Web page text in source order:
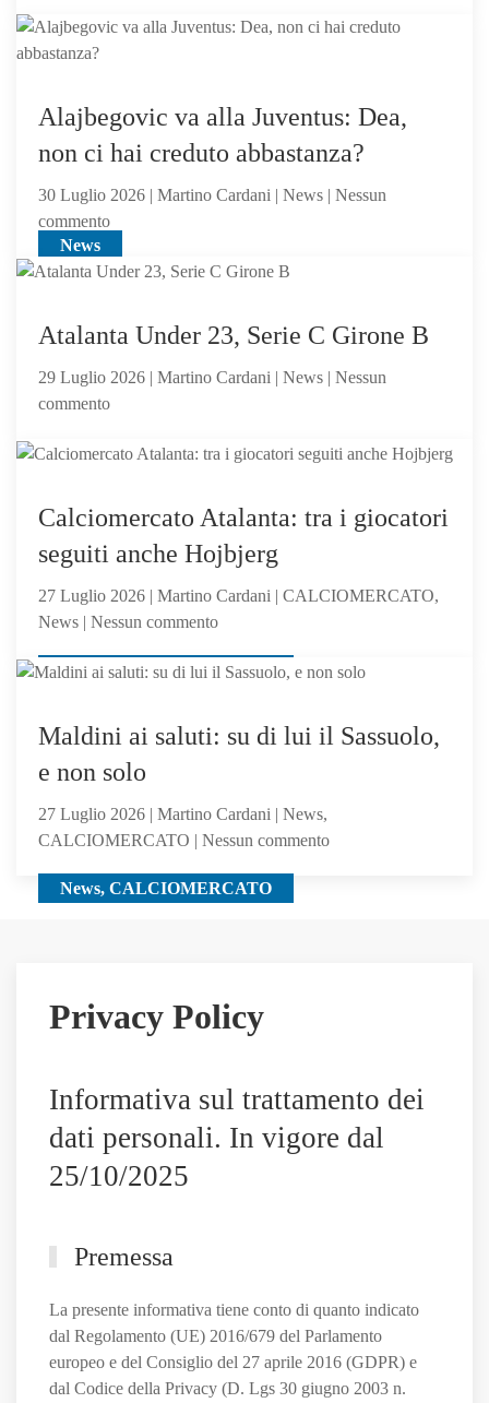
Atalanta,
per
pilastro
di
sacrificabile?
News
Alajbegovic va alla Juventus: Dea,
non ci hai creduto abbastanza?
30 Luglio 2026 | Martino Cardani | News | Nessun
commentosu
va
Juventus:
non
ci
creduto
Atalanta Under 23, Serie C Girone B
29 Luglio 2026 | Martino Cardani | News | Nessun
commentosu
Under
Girone
B
CALCIOMERCATO, News
Calciomercato Atalanta: tra i giocatori
seguiti anche Hojbjerg
27 Luglio 2026 | Martino Cardani | CALCIOMERCATO,
News | Nessun commentosu
Atalanta:
anche
News, CALCIOMERCATO
Maldini ai saluti: su di lui il Sassuolo,
e non solo
27 Luglio 2026 | Martino Cardani | News,
CALCIOMERCATO | Nessun commentosu
non
solo
Privacy Policy
Informativa sul trattamento dei
dati personali. In vigore dal
25/10/2025
Premessa
La presente informativa tiene conto di quanto indicato
dal Regolamento (UE) 2016/679 del Parlamento
europeo e del Consiglio del 27 aprile 2016 (GDPR) e
dal Codice della Privacy (D. Lgs 30 giugno 2003 n.